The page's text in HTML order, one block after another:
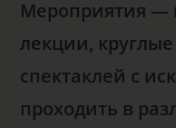
Мероприятия —
лекции,
спектаклей с
проходить в